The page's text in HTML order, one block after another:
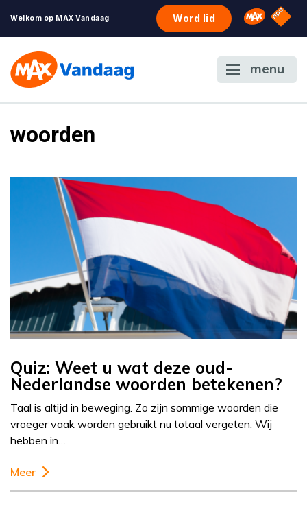
Welkom op MAX Vandaag Word lid Omroep
NPO
menu
woorden
Quiz: Weet u wat deze oud-
Nederlandse woorden betekenen?
Taal is altijd in beweging. Zo zijn sommige woorden die
vroeger vaak worden gebruikt nu totaal vergeten. Wij
hebben in…
Meer